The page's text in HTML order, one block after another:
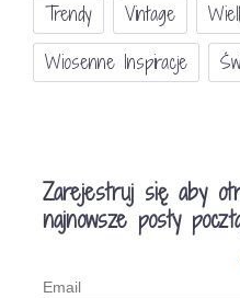
Trendy
Vintage
Wiosenne Inspiracje
Zarejestruj się aby
najnowsze posty
Email